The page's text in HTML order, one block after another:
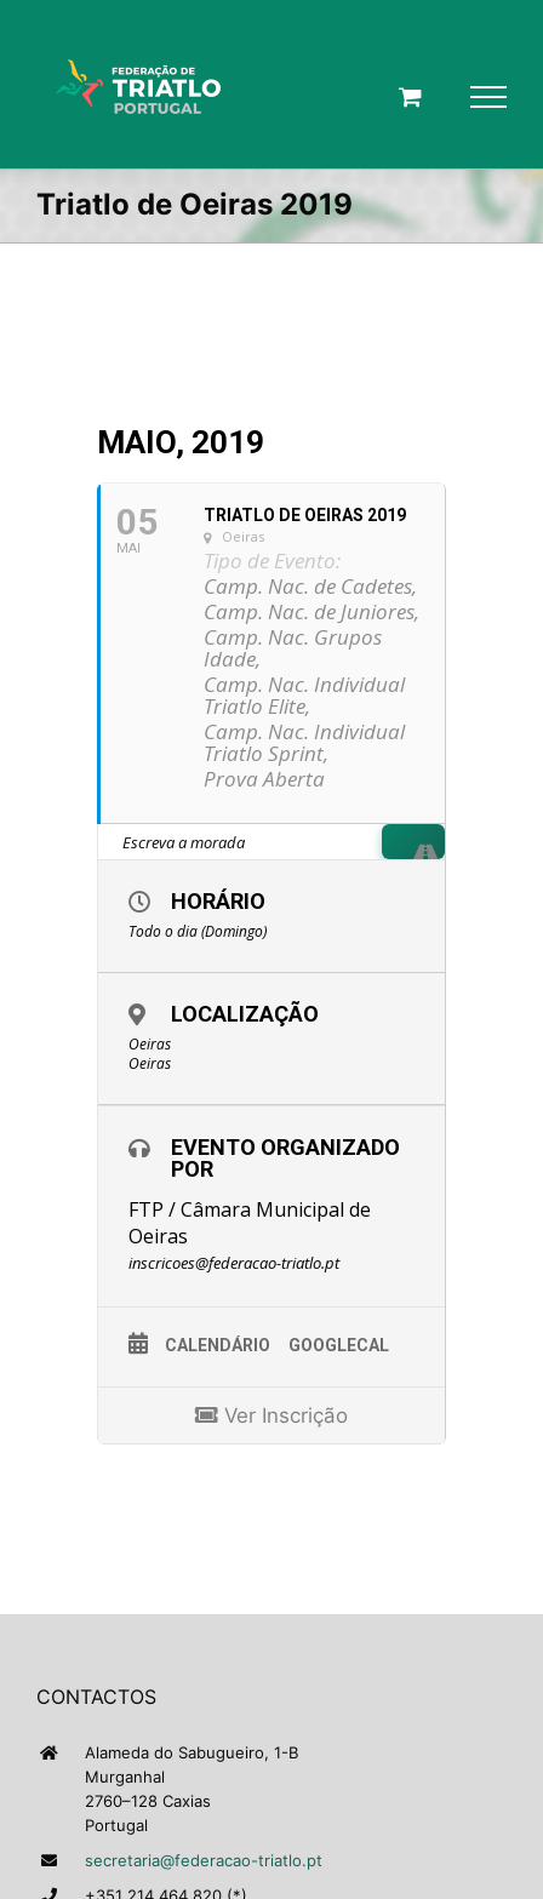
Triatlo de Oeiras 2019
MAIO, 2019
05
MAI
TRIATLO DE OEIRAS 2019
Oeiras
Tipo de Evento:
Camp. Nac. de Cadetes,
Camp. Nac. de Juniores,
Camp. Nac. Grupos
Idade,
Camp. Nac. Individual
Triatlo Elite,
Camp. Nac. Individual
Triatlo Sprint,
Prova Aberta
HORÁRIO
Todo o dia (Domingo)
LOCALIZAÇÃO
Oeiras
Oeiras
EVENTO ORGANIZADO
POR
FTP / Câmara Municipal de
Oeiras
inscricoes@federacao-triatlo.pt
CALENDÁRIO GOOGLECAL
Ver Inscrição
CONTACTOS
Alameda do Sabugueiro, 1-B
Murganhal
2760–128 Caxias
Portugal
secretaria@federacao-triatlo.pt